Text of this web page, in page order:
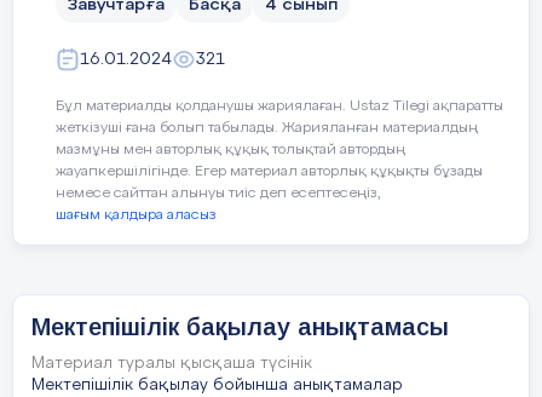
және іс жүргізу ережелеріне сай
рәсімделген.
✅Кемшіліктер:
Бірқатар сыныптарда жеке іс-қағаздарда
келесі кемшіліктер анықталды:
Кейбір құжаттар толық емес немесе
Медициналық анықтамалар мерзімі
өткен
Завучтарға Басқа 4 сынып
16.01.2024 321
Бұл материалды қолданушы жариялаған. Ustaz Tilegi ақпаратты
жеткізуші ғана болып табылады. Жарияланған материалдың
мазмұны мен авторлық құқық толықтай автордың
жауапкершілігінде. Егер материал авторлық құқықты бұзады
немесе сайттан алынуы тиіс деп есептесеңіз,
шағым қалдыра аласыз
Мектепішілік бақылау анықтамасы
Материал туралы қысқаша түсінік
Мектепішілік бақылау бойынша анықтамалар